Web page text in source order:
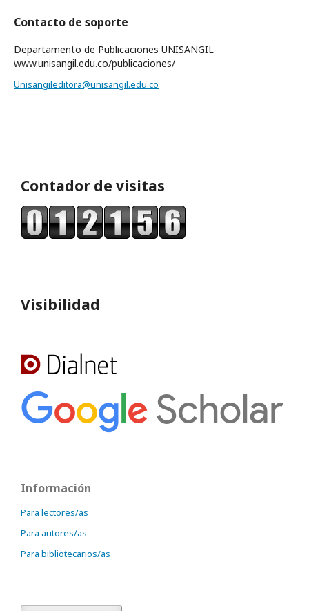
Contacto de soporte
Departamento de Publicaciones UNISANGIL
www.unisangil.edu.co/publicaciones/
Unisangileditora@unisangil.edu.co
Contador de visitas
Visibilidad
Información
Para lectores/as
Para autores/as
Para bibliotecarios/as